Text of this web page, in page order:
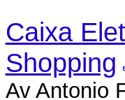
Caixa
Shopping
Av Antonio